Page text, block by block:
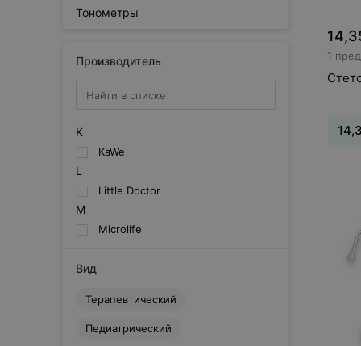
Тонометры
Производитель
K
KaWe
L
Little Doctor
M
Microlife
Вид
Терапевтический
Педиатрический
1